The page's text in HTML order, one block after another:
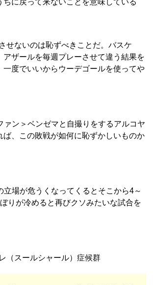
ちに戻って来ないことを意味している
ないのは恥ずべきことだ。バスケ
アザールを毎週プレーさせて違う結果を
一度でいいからウーデゴールを使ってや
ァン＞ベンゼマと自撮りをするアルコヤ
ば、この敗戦が如何に恥ずかしいものか
場が危うくなってくるとそこから4～
りが冷めると再びクソみたいな試合を
スールシャール）症候群